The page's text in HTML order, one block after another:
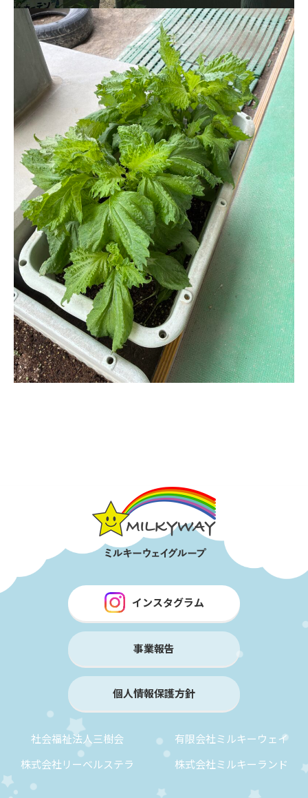
インスタグラム
事業報告
個人情報保護方針
社会福祉法人三樹会
有限会社ミルキーウェイ
株式会社リーベルステラ
株式会社ミルキーランド